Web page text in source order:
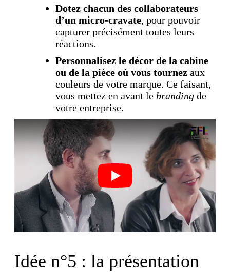
Dotez chacun des collaborateurs
d’un micro-cravate, pour pouvoir
capturer précisément toutes leurs
réactions.
Personnalisez le décor de la cabine
ou de la pièce où vous tournez aux
couleurs de votre marque. Ce faisant,
vous mettez en avant le branding de
votre entreprise.
Play
Idée n°5 : la présentation